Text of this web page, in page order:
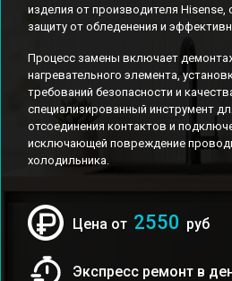
изделия от производителя Hisense,
защиту от обледенения и
Процесс замены включает
нагревательного элемента,
требований безопасности и
специализированный инструмент
отсоединения контактов и
исключающей повреждение
холодильника.
Цена от 2550 руб
Экспресс ремонт в